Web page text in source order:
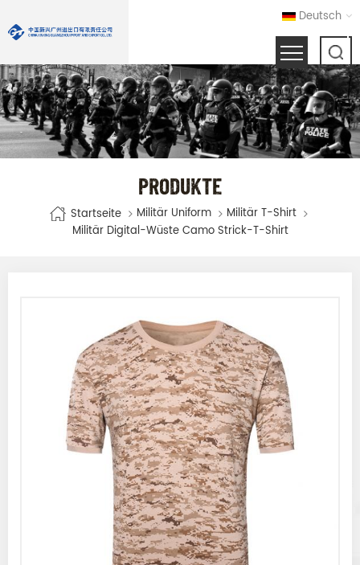
Deutsch
PRODUKTE
Startseite Militär Uniform
Militär T-Shirt
Militär Digital-Wüste Camo Strick-T-Shirt